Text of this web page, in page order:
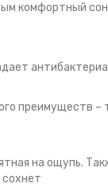
комфортный
преимуществ –
на ощупь.